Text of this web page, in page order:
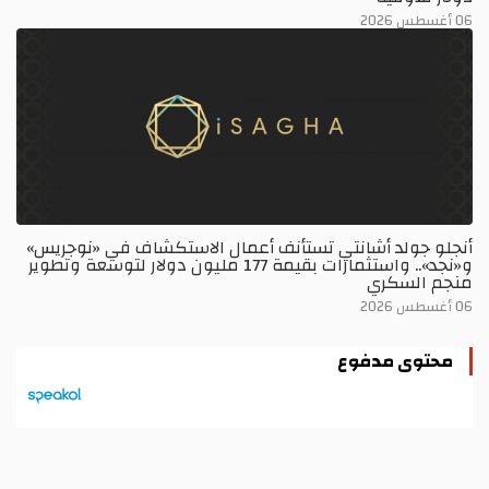
أشانتي تستأنف أعمال الاستكشاف في «نوجريس»
و«نجد».. واستثمارات بقيمة 177 مليون دولار لتوسعة وتطوير
مدفوع